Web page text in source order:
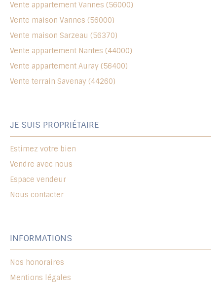
Vente appartement Vannes (56000)
Vente maison Vannes (56000)
Vente maison Sarzeau (56370)
Vente appartement Nantes (44000)
Vente appartement Auray (56400)
Vente terrain Savenay (44260)
JE SUIS PROPRIÉTAIRE
Estimez votre bien
Vendre avec nous
Espace vendeur
Nous contacter
INFORMATIONS
Nos honoraires
Mentions légales